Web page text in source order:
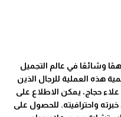
وشائعًا في عالم التجميل
هذه العملية للرجال الذين
حجاج، يمكن الاطلاع على
واحترافيته. للحصول على